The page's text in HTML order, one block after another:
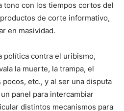
tono con los tiempos cortos del
de corte informativo,
en masividad.
política contra el uribismo,
la muerte, la trampa, el
etc., y al ser una disputa
panel para intercambiar
distintos mecanismos para